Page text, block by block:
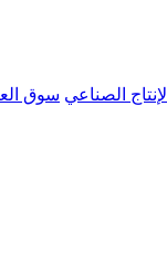
الإنتاج الصناعي سوق